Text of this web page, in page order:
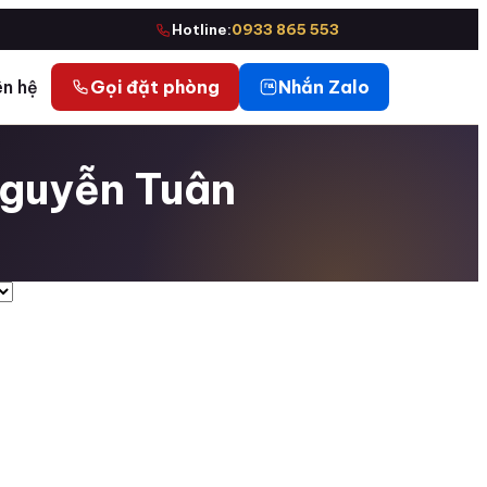
Hotline:0933 865 553
hệ Gọi đặt phòng Nhắn Zalo
Tuân